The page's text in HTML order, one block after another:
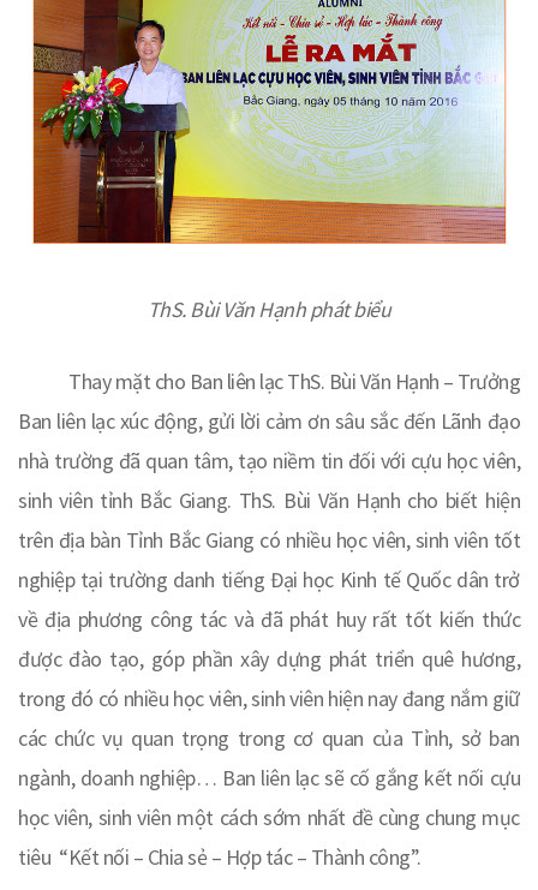
ThS. Bùi Văn Hạnh phát biểu
Thay mặt cho Ban liên lạc ThS. Bùi Văn Hạnh – Trưởng
Ban liên lạc xúc động, gửi lời cảm ơn sâu sắc đến Lãnh đạo
nhà trường đã quan tâm, tạo niềm tin đối với cựu học viên,
sinh viên tỉnh Bắc Giang. ThS. Bùi Văn Hạnh cho biết hiện
trên địa bàn Tỉnh Bắc Giang có nhiều học viên, sinh viên tốt
nghiệp tại trường danh tiếng Đại học Kinh tế Quốc dân trở
về địa phương công tác và đã phát huy rất tốt kiến thức
được đào tạo, góp phần xây dựng phát triển quê hương,
trong đó có nhiều học viên, sinh viên hiện nay đang nắm giữ
các chức vụ quan trọng trong cơ quan của Tỉnh, sở ban
ngành, doanh nghiệp… Ban liên lạc sẽ cố gắng kết nối cựu
học viên, sinh viên một cách sớm nhất đề cùng chung mục
tiêu “Kết nối – Chia sẻ – Hợp tác – Thành công”.